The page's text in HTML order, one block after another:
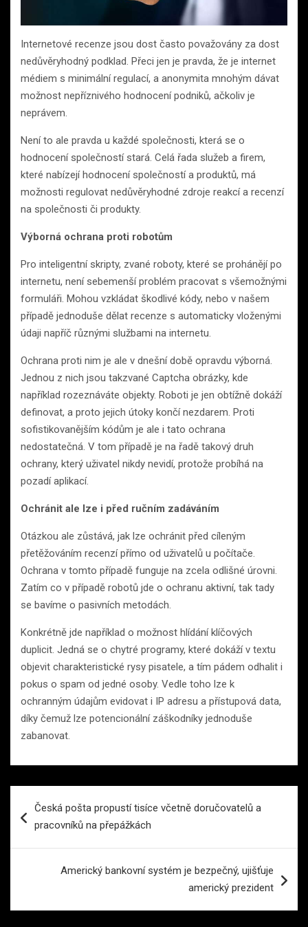
Internetové recenze jsou dost často považovány za dost
nedůvěryhodný podklad. Přeci jen je pravda, že je internet
médiem s minimální regulací, a anonymita mnohým dávat
možnost nepříznivého hodnocení podniků, ačkoliv je
neprávem.
Není to ale pravda u každé společnosti, která se o
hodnocení společností stará. Celá řada služeb a firem,
které nabízejí hodnocení společností a produktů, má
možnosti regulovat nedůvěryhodné zdroje reakcí a recenzí
na společnosti či produkty.
Výborná ochrana proti robotům
Pro inteligentní skripty, zvané roboty, které se prohánějí po
internetu, není sebemenší problém pracovat s všemožnými
formuláři. Mohou vzkládat škodlivé kódy, nebo v našem
případě jednoduše dělat recenze s automaticky vloženými
údaji napříč různými službami na internetu.
Ochrana proti nim je ale v dnešní době opravdu výborná.
Jednou z nich jsou takzvané Captcha obrázky, kde
například rozeznáváte objekty. Roboti je jen obtížně dokáží
definovat, a proto jejich útoky končí nezdarem. Proti
sofistikovanějším kódům je ale i tato ochrana
nedostatečná. V tom případě je na řadě takový druh
ochrany, který uživatel nikdy nevidí, protože probíhá na
pozadí aplikací.
Ochránit ale lze i před ručním zadáváním
Otázkou ale zůstává, jak lze ochránit před cíleným
přetěžováním recenzí přímo od uživatelů u počítače.
Ochrana v tomto případě funguje na zcela odlišné úrovni.
Zatím co v případě robotů jde o ochranu aktivní, tak tady
se bavíme o pasivních metodách.
Konkrétně jde například o možnost hlídání klíčových
duplicit. Jedná se o chytré programy, které dokáží v textu
objevit charakteristické rysy pisatele, a tím pádem odhalit i
pokus o spam od jedné osoby. Vedle toho lze k
ochranným údajům evidovat i IP adresu a přístupová data,
díky čemuž lze potencionální záškodníky jednoduše
zabanovat.
proČeská pošta propustí tisíce včetně doručovatelů a
pracovníků na přepážkách
Americký bankovní systém je bezpečný, ujišťuje
americký prezident